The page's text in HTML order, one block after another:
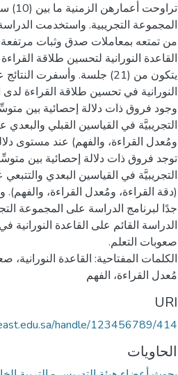
المجموعة التجريبية. واستخدمت
من تمتعه بمعاملات صدق وثبات
القاعدة النورانية لتحسين طلاقة
يتكون من (21) جلسة. وأسفرت
النورانية في تحسين طلاقة القراءة
وجود فروق ذات دلالة إحصائية بين
التجريبيَّة في القياسين القبلي
توجد فروق ذات دلالة إحصائية بين
التجريبيَّة في القياسين البعدي
(دقة القراءة، ومُعدل القراءة،
جدًا لبرنامج الدراسة على المجموعة
الدراسة القائم على القاعدة
الكلمات المفتاحية: القاعدة النورانية،
مُعدل القراءة، الفهم
URI
handle/123456789/414
الحاويات